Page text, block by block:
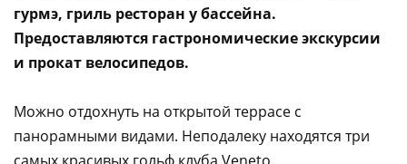
гурмэ, гриль ресторан у бассейна.
Предоставляются гастрономические экскурсии
и прокат велосипедов.
Можно отдохнуть на открытой террасе с
панорамными видами. Неподалеку находятся три